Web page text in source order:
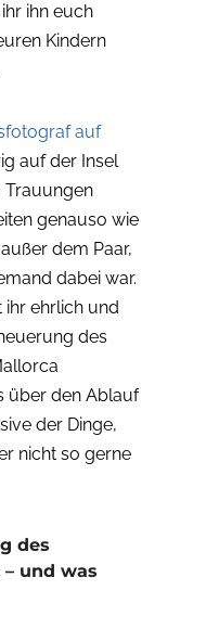
ihn euch
Kindern
auf
auf der Insel
Trauungen
genauso wie
dem Paar,
dabei war.
ihr ehrlich und
des
über den Ablauf
der Dinge,
nicht so gerne
des
und was